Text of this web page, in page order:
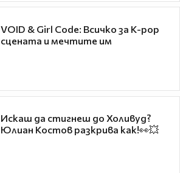
VOID & Girl Code: Всичко за K-pop
сцената и мечтите им
Искаш да стигнеш до Холивуд?
Юлиан Костов разкрива как!👀💥